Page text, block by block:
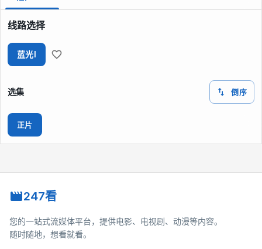
线路选择
蓝光I
选集 倒序
正片
247看
您的一站式流媒体平台，提供电影、电视剧、动漫等内容。
随时随地，想看就看。